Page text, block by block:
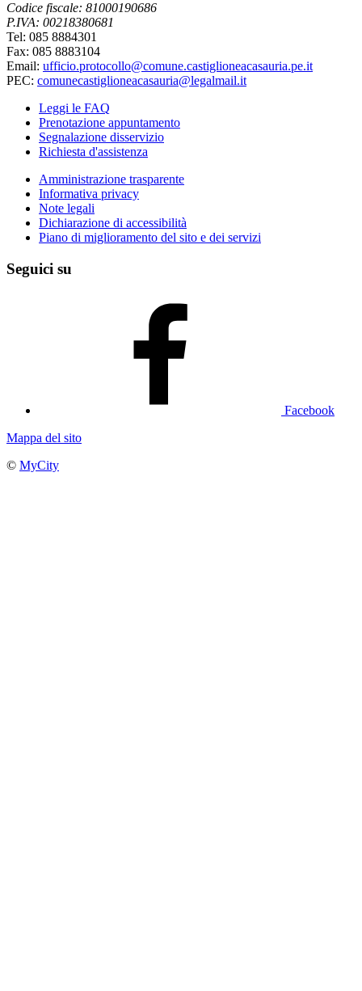
Codice fiscale: 81000190686
P.IVA: 00218380681
Tel: 085 8884301
Fax: 085 8883104
Email: ufficio.protocollo@comune.castiglioneacasauria.pe.it
PEC: comunecastiglioneacasauria@legalmail.it
Leggi le FAQ
Prenotazione appuntamento
Segnalazione disservizio
Richiesta d'assistenza
Amministrazione trasparente
Informativa privacy
Note legali
Dichiarazione di accessibilità
Piano di miglioramento del sito e dei servizi
Seguici su
Facebook
Mappa del sito
© MyCity